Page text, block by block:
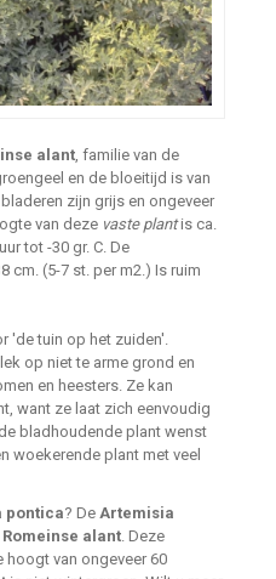
alant, familie van de
en de bloeitijd is van
zijn grijs en ongeveer
van deze vaste plantis ca.
tot -30 gr. C. De
cm. (5-7 st. per m2.) Is ruim
'de tuin op het zuiden'.
op niet te arme grond en
en heesters. Ze kan
want ze laat zich eenvoudig
bladhoudende plant wenst
woekerende plant met veel
pontica? De Artemisia
Romeinse alant. Deze
hoogt van ongeveer 60